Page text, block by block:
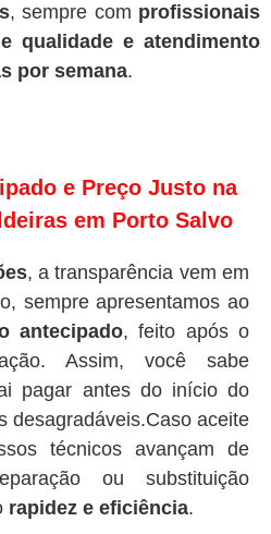
, sempre com profissionais
qualidade e atendimento
por semana.
e Preço Justo na
em Porto Salvo
, a transparência vem em
sempre apresentamos ao
antecipado, feito após o
Assim, você sabe
pagar antes do início do
desagradáveis.Caso aceite
técnicos avançam de
ou substituição
rapidez e eficiência.